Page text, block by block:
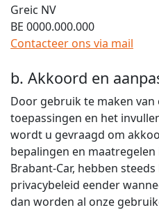
Greic NV
BE 0000.000.000
Contacteer ons via mail
b. Akkoord en
Door gebruik te maken van
toepassingen en het
wordt u gevraagd om
bepalingen en
Brabant-Car, hebben
privacybeleid eender
dan worden al onze